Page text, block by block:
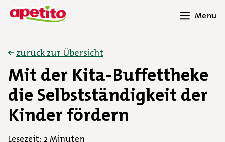
Menu
zurück zur Übersicht
Mit der Kita-Buffettheke
die Selbstständigkeit der
Kinder fördern
Lesezeit: 2 Minuten